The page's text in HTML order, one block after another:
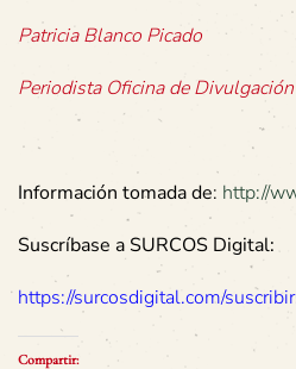
Patricia Blanco Picado
Periodista Oficina de
Información tomada de: http://
Suscríbase a SURCOS Digital:
https://surcosdigital.com/
Compartir: